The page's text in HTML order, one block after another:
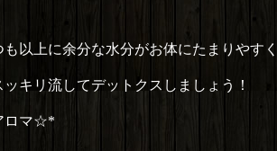
以上に余分な水分がお体にたまりやす
キリ流してデットクスしましょう！
ロマ☆*